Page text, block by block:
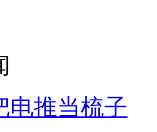
电推当梳子